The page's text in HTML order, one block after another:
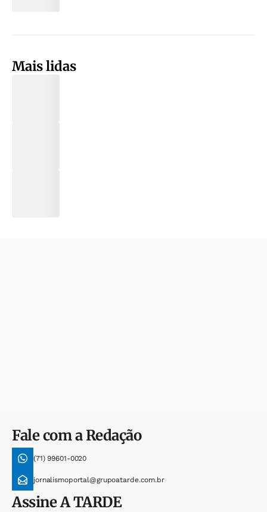
Mais lidas
Fale com a Redação
(71) 99601-0020
jornalismoportal@grupoatarde.com.br
AssineA TARDE